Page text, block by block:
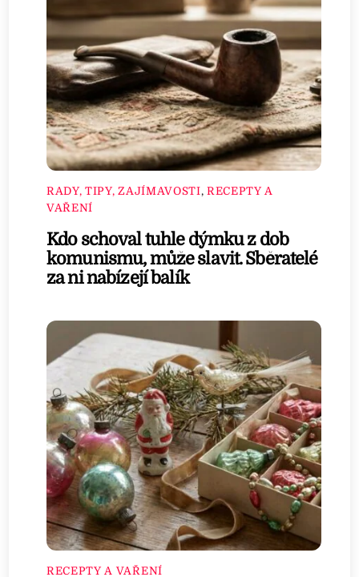
RADY, TIPY, ZAJÍMAVOSTI, RECEPTY A
VAŘENÍ
Kdo schoval tuhle dýmku z dob
komunismu, může slavit. Sběratelé
za ni nabízejí balík
RECEPTY A VAŘENÍ